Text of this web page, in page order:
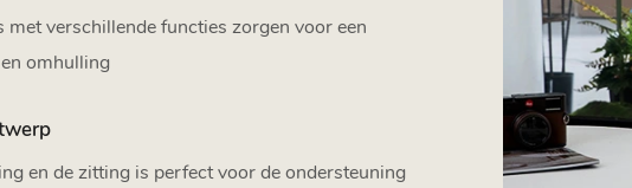
verschillende functies zorgen voor een
omhulling
en de zitting is perfect voor de ondersteuning